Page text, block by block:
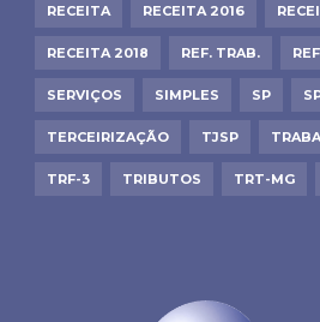
RECEITA RECEITA 2016
RECEITA 2018 REF. TRAB.
SERVIÇOS SIMPLES SP
TERCEIRIZAÇÃO TJSP
TRF-3 TRIBUTOS TRT-MG